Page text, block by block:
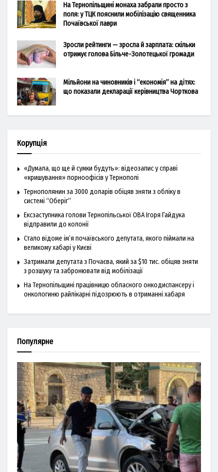
На Тернопільщині монаха забрали просто з
поля: у ТЦК пояснили мобілізацію священника
Почаївської лаври
Зросли рейтинги — зросла й зарплата: скільки
отримує голова Більче-Золотецької громади
Мільйони на чиновників і “економія” на дітях:
що показали декларації керівництва Чорткова
Корупція
«Думала, що ще й сумки будуть»: відеозапис у справі
«кришування» порноофісів у Тернополі
Тернополянин за 3000 доларів обіцяв зняти з обліку в
системі “Оберіг”
Ексзаступника голови Тернопільської ОВА Ігоря Гайдука
відправили до колонії
Стало відоме ім’я почаївського депутата, якого піймали на
великому хабарі у Києві
Затримали депутата з Почаєва, який за $10 тис. обіцяв зняти
з розшуку та забронювати від мобілізації
На Тернопільщині працівницю обласного онкодиспансеру і
онкологиню райлікарні підозрюють в отриманні хабаря
Популярне